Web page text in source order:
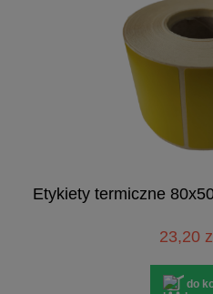
Etykiety termiczne
23,20
do